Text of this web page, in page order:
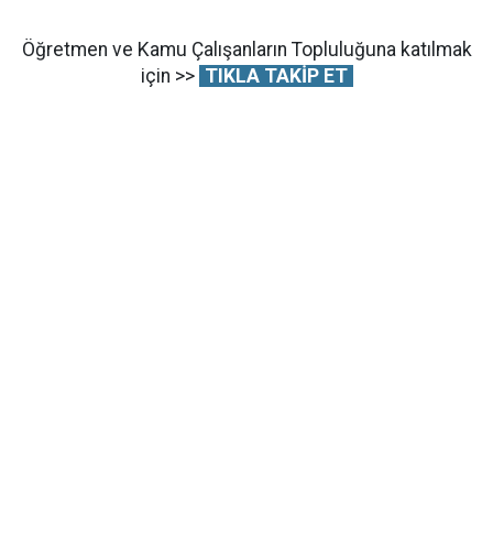
Öğretmen ve Kamu Çalışanların Topluluğuna katılmak
için >> TIKLA TAKİP ET